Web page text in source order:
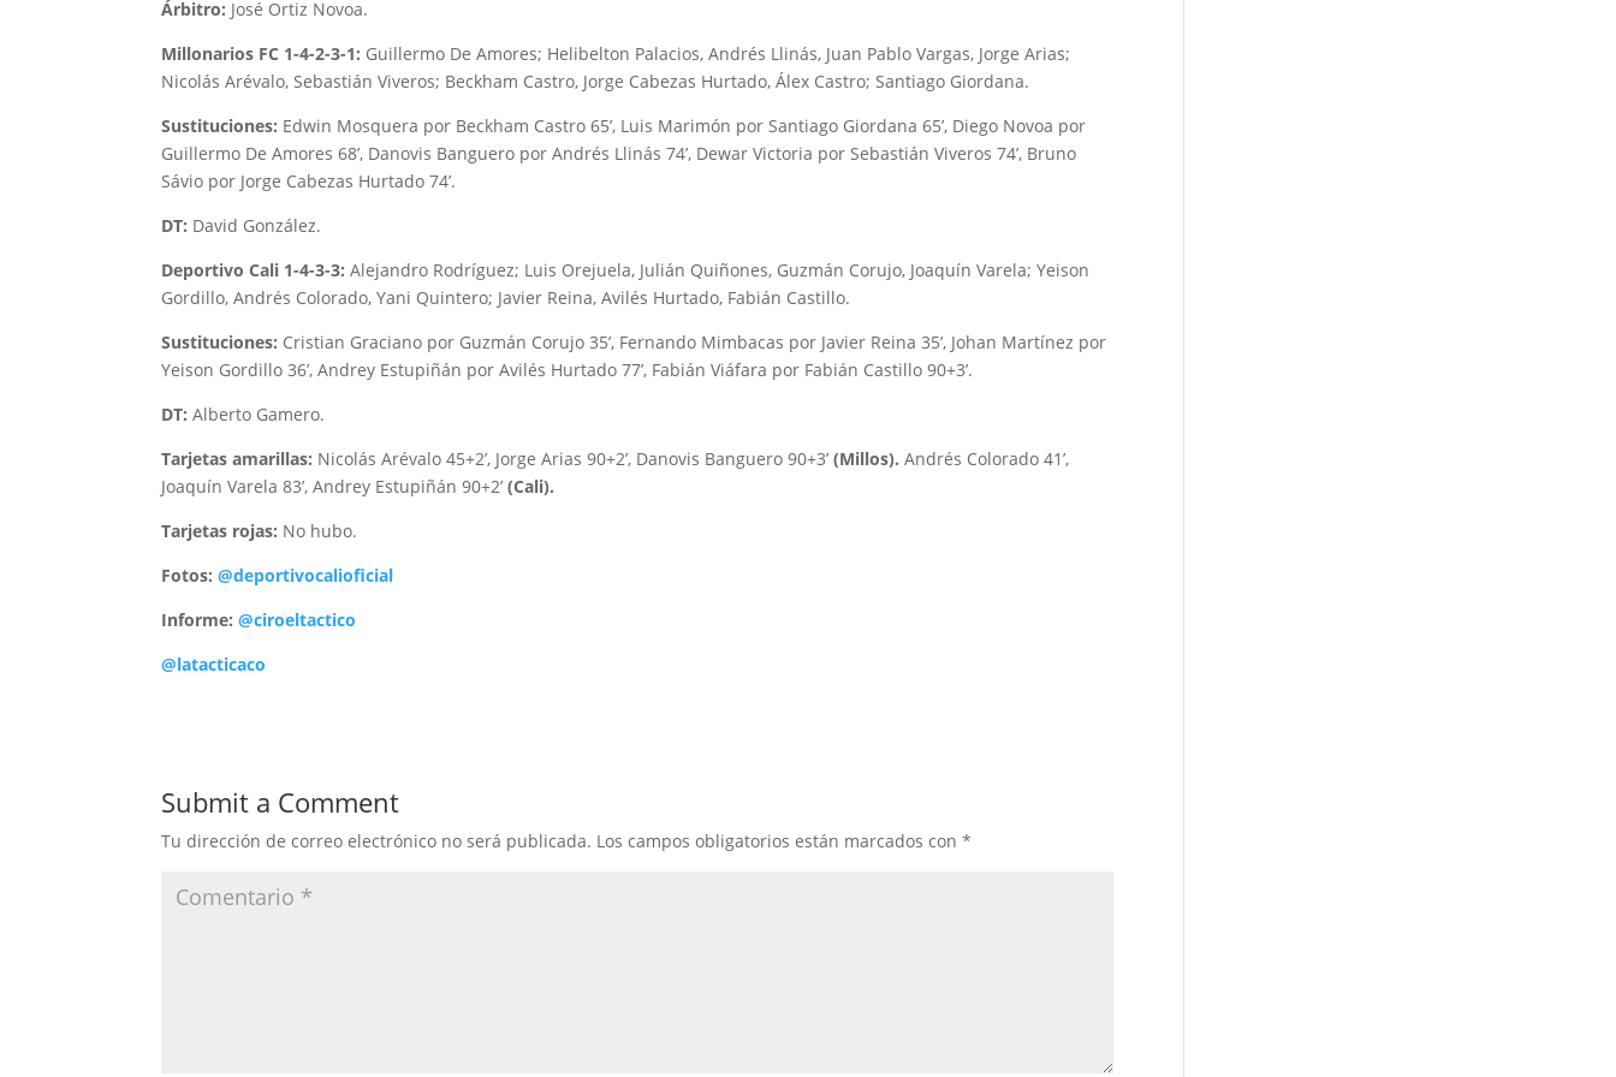
Árbitro: José Ortiz Novoa.
Millonarios FC 1-4-2-3-1: Guillermo De Amores; Helibelton Palacios, Andrés Llinás, Juan Pablo Vargas, Jorge Arias;
Nicolás Arévalo, Sebastián Viveros; Beckham Castro, Jorge Cabezas Hurtado, Álex Castro; Santiago Giordana.
Sustituciones: Edwin Mosquera por Beckham Castro 65’, Luis Marimón por Santiago Giordana 65’, Diego Novoa por
Guillermo De Amores 68’, Danovis Banguero por Andrés Llinás 74’, Dewar Victoria por Sebastián Viveros 74’, Bruno
Sávio por Jorge Cabezas Hurtado 74’.
DT: David González.
Deportivo Cali 1-4-3-3:Alejandro Rodríguez; Luis Orejuela, Julián Quiñones, Guzmán Corujo, Joaquín Varela; Yeison
Gordillo, Andrés Colorado, Yani Quintero; Javier Reina, Avilés Hurtado, Fabián Castillo.
Sustituciones: Cristian Graciano por Guzmán Corujo 35’, Fernando Mimbacas por Javier Reina 35’, Johan Martínez por
Yeison Gordillo 36’, Andrey Estupiñán por Avilés Hurtado 77’, Fabián Viáfara por Fabián Castillo 90+3’.
DT: Alberto Gamero.
Tarjetas amarillas: Nicolás Arévalo 45+2’, Jorge Arias 90+2’, Danovis Banguero 90+3’(Millos).Andrés Colorado 41’,
Joaquín Varela 83’, Andrey Estupiñán 90+2’(Cali).
Tarjetas rojas: No hubo.
Fotos:@deportivocalioficial
Informe:@ciroeltactico
@latacticaco
Submit a Comment
Tu dirección de correo electrónico no será publicada. Los campos obligatorios están marcados con*